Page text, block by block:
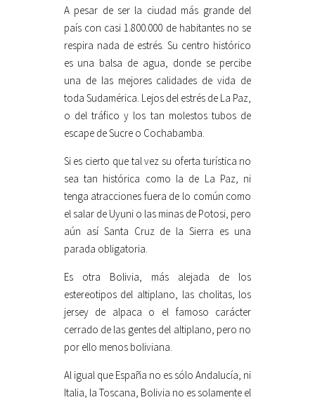
A pesar de ser la ciudad más grande del
país con casi 1.800.000 de habitantes no se
respira nada de estrés. Su centro histórico
es una balsa de agua, donde se percibe
una de las mejores calidades de vida de
toda Sudamérica. Lejos del estrés de La Paz,
o del tráfico y los tan molestos tubos de
escape de Sucre o Cochabamba.
Si es cierto que tal vez su oferta turística no
sea tan histórica como la de La Paz, ni
tenga atracciones fuera de lo común como
el salar de Uyuni o las minas de Potosi, pero
aún así Santa Cruz de la Sierra es una
parada obligatoria.
Es otra Bolivia, más alejada de los
estereotipos del altiplano, las cholitas, los
jersey de alpaca o el famoso carácter
cerrado de las gentes del altiplano, pero no
por ello menos boliviana.
Al igual que España no es sólo Andalucía, ni
Italia, la Toscana, Bolivia no es solamente el